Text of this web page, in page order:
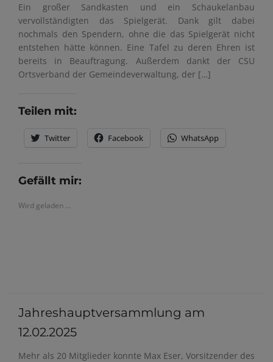
Ein großer Sandkasten und ein Schaukelanbau
vervollständigten das Spielgerät. Dank gilt dabei
nochmals den Spendern, ohne die das Spielgerät nicht
entstehen hätte können. Eine Tafel zu deren Ehren ist
bereits in Beauftragung. Außerdem dankt der CSU
Ortsverband der Gemeindeverwaltung, der […]
Teilen mit:
Twitter Facebook WhatsApp
Gefällt mir:
Wird geladen …
Jahreshauptversammlung am
12.02.2025
Mehr als 20 Mitglieder konnte Max Eser, Vorsitzender des